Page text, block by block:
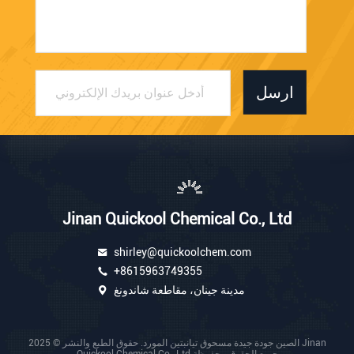
ارسل
Jinan Quickool Chemical Co., Ltd
shirley@quickoolchem.com
+8615963749355
مدينة جينان، مقاطعة شاندونغ
الصين جودة جيدة مسحوق تيانبتين المورد. حقوق الطبع والنشر © 2025 Jinan